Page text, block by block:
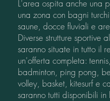
L'area ospita anche una
una zona con bagni
saune, docce fluviali e
Diverse strutture sportive
saranno situate in tutto il
un'offerta completa: tennis,
badminton, ping pong,
volley, basket, kitesurf e
saranno tutti disponibili in